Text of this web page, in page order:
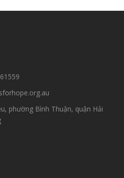
phường Bình Thuận, quận Hải